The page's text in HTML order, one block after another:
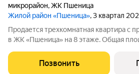
микрорайон,ЖК Пшеница
Жилой район «Пшеница», 3 квартал
Продается трехкомнатная квартира с
в ЖК «Пшеница» на 8 этаже. Общая
кв.м. Высота потолков 2.82 м. Квартира
двумя спальнями в
Позвонить